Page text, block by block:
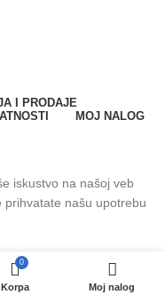
I PRODAJE
MOJ NALOG
iskustvo na našoj veb
našu upotrebu
0
Korpa Moj nalog